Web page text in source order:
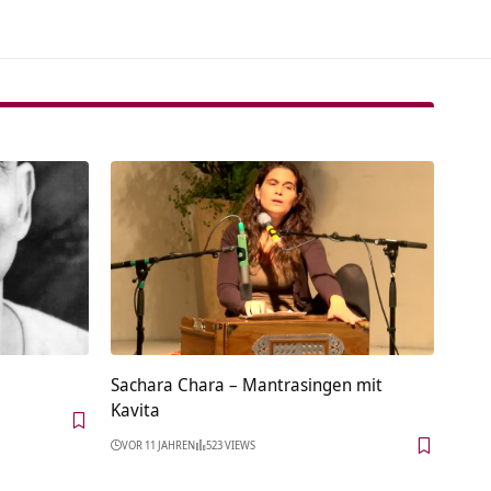
Sachara Chara – Mantrasingen mit
Kavita
VOR 11 JAHREN 523 VIEWS